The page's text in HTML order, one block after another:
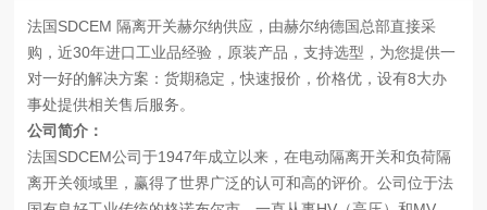
法国SDCEM 隔离开关赫尔纳供应，由赫尔纳德国总部直接采
购，近30年进口工业品经验，原装产品，支持选型，为您提供一
对一好的解决方案：货期稳定，快速报价，价格优，设有8大办
事处提供相关售后服务。
公司简介：
法国SDCEM公司于1947年成立以来，在电动隔离开关和负荷隔
离开关领域里，赢得了世界广泛的认可和高的评价。公司位于法